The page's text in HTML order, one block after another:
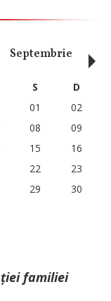
Septembrie
S
D
01
02
08
09
15
16
22
23
29
30
familiei